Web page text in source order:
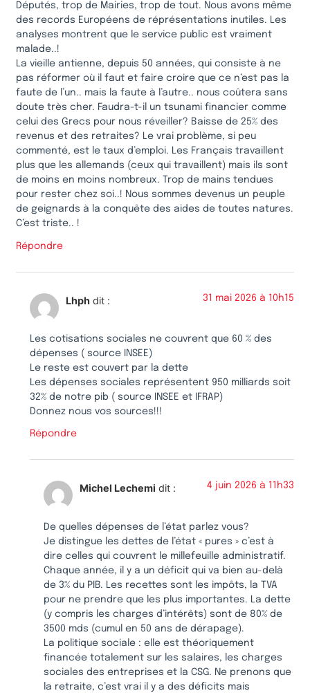
Députés, trop de Mairies, trop de tout. Nous avons même
des records Européens de réprésentations inutiles. Les
analyses montrent que le service public est vraiment
malade..!
La vieille antienne, depuis 50 années, qui consiste à ne
pas réformer où il faut et faire croire que ce n’est pas la
faute de l’un.. mais la faute à l’autre.. nous coûtera sans
doute très cher. Faudra-t-il un tsunami financier comme
celui des Grecs pour nous réveiller? Baisse de 25% des
revenus et des retraites? Le vrai problème, si peu
commenté, est le taux d’emploi. Les Français travaillent
plus que les allemands (ceux qui travaillent) mais ils sont
de moins en moins nombreux. Trop de mains tendues
pour rester chez soi..! Nous sommes devenus un peuple
de geignards à la conquête des aides de toutes natures.
C’est triste.. !
Répondre
Lhph dit : 31 mai 2026 à 10h15
Les cotisations sociales ne couvrent que 60 % des
dépenses ( source INSEE)
Le reste est couvert par la dette
Les dépenses sociales représentent 950 milliards soit
32% de notre pib ( source INSEE et IFRAP)
Donnez nous vos sources!!!
Répondre
Michel Lechemi dit : 4 juin 2026 à 11h33
De quelles dépenses de l’état parlez vous?
Je distingue les dettes de l’état « pures » c’est à
dire celles qui couvrent le millefeuille administratif.
Chaque année, il y a un déficit qui va bien au-delà
de 3% du PIB. Les recettes sont les impôts, la TVA
pour ne prendre que les plus importantes. La dette
(y compris les charges d’intérêts) sont de 80% de
3500 mds (cumul en 50 ans de dérapage).
La politique sociale : elle est théoriquement
financée totalement sur les salaires, les charges
sociales des entreprises et la CSG. Ne prenons que
la retraite, c’est vrai il y a des déficits mais